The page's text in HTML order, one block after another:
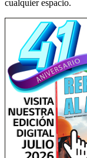
cualquier espacio.